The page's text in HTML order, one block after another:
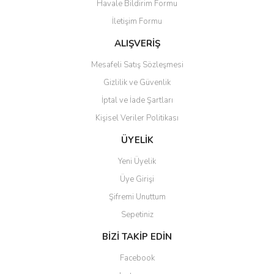
Ürün açıklamasında eksik bilgiler bulunuyor.
Ürün bilgilerinde hatalar bulunuyor.
Ürün fiyatı diğer sitelerden daha pahalı.
Gönder
Havale Bildirim Formu
İletişim Formu
ALIŞVERİŞ
Mesafeli Satış Sözleşmesi
Gizlilik ve Güvenlik
İptal ve İade Şartları
Kişisel Veriler Politikası
ÜYELİK
Yeni Üyelik
Üye Girişi
Şifremi Unuttum
Sepetiniz
BİZİ TAKİP EDİN
Facebook